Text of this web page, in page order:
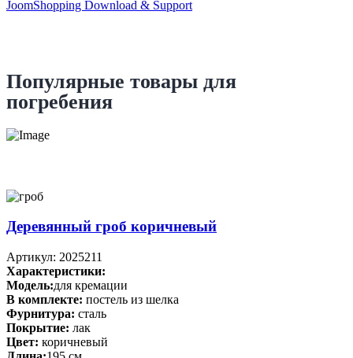
JoomShopping Download & Support
Популярные товары для
погребения
Деревянный гроб коричневый
Артикул: 2025211
Характеристики:
Модель:для кремации
В комплекте: постель из шелка
Фурнитура: сталь
Покрытие: лак
Цвет: коричневый